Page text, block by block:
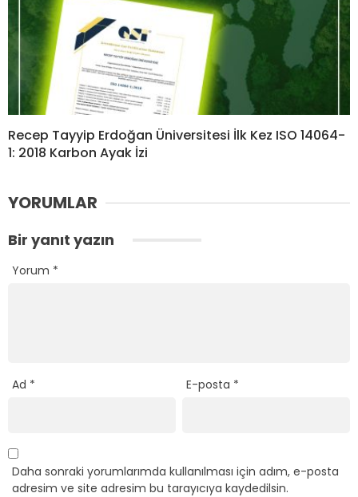
Recep Tayyip Erdoğan Üniversitesi İlk Kez ISO 14064-
1: 2018 Karbon Ayak İzi
YORUMLAR
Bir yanıt yazın
Yorum *
Ad * E-posta *
Daha sonraki yorumlarımda kullanılması için adım, e-posta
adresim ve site adresim bu tarayıcıya kaydedilsin.